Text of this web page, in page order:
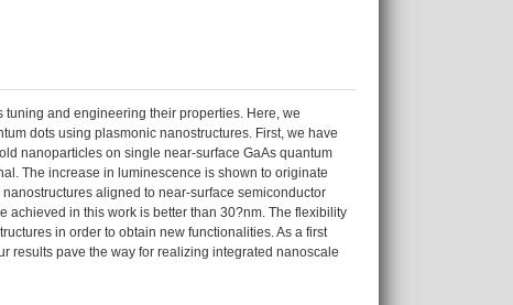
and engineering their properties. Here, we
dots using plasmonic nanostructures. First, we have
nanoparticles on single near-surface GaAs quantum
The increase in luminescence is shown to originate
aligned to near-surface semiconductor
achieved in this work is better than 30?nm. The flexibility
in order to obtain new functionalities. As a first
results pave the way for realizing integrated nanoscale